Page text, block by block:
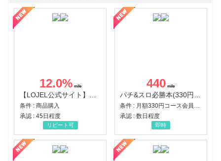
12.0%
【LOJEL公式サイト】スーツケース・バッグ
条件 : 商品購入
承認 : 45日程度
リピート可
440
パチ&スロ必勝本(330円コース)
条件 : 月額330円コース会員登録完了
承認 : 数日程度
即時